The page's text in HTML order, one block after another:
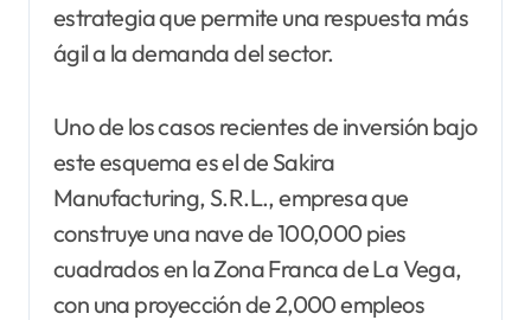
estrategia que permite una respuesta más
ágil a la demanda del sector.
Uno de los casos recientes de inversión bajo
este esquema es el de Sakira
Manufacturing, S.R.L., empresa que
construye una nave de 100,000 pies
cuadrados en la Zona Franca de La Vega,
con una proyección de 2,000 empleos